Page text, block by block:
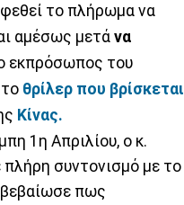
το πλήρωμα να
αμέσως μετάνα
εκπρόσωπος του
θρίλερ που βρίσκεται
Κίνας.
1η Απριλίου, ο κ.
συντονισμό με το
πως